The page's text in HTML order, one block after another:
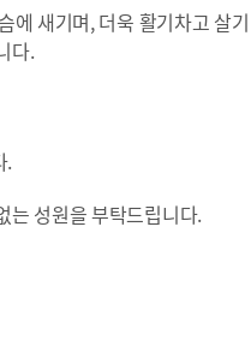
에 새기며, 더욱 활기차고 살기
다.
.
는 성원을 부탁드립니다.